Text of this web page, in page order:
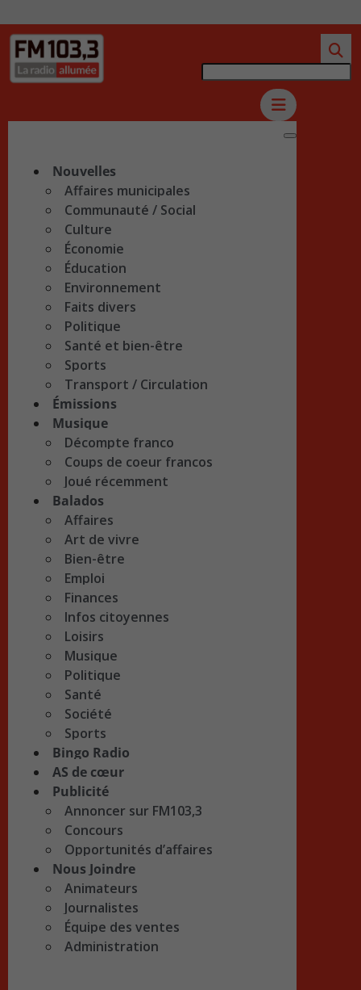
Nouvelles
Affaires municipales
Communauté / Social
Culture
Économie
Éducation
Environnement
Faits divers
Politique
Santé et bien-être
Sports
Transport / Circulation
Émissions
Musique
Décompte franco
Coups de coeur francos
Joué récemment
Balados
Affaires
Art de vivre
Bien-être
Emploi
Finances
Infos citoyennes
Loisirs
Musique
Politique
Santé
Société
Sports
Bingo Radio
AS de cœur
Publicité
Annoncer sur FM103,3
Concours
Opportunités d’affaires
Nous Joindre
Animateurs
Journalistes
Équipe des ventes
Administration